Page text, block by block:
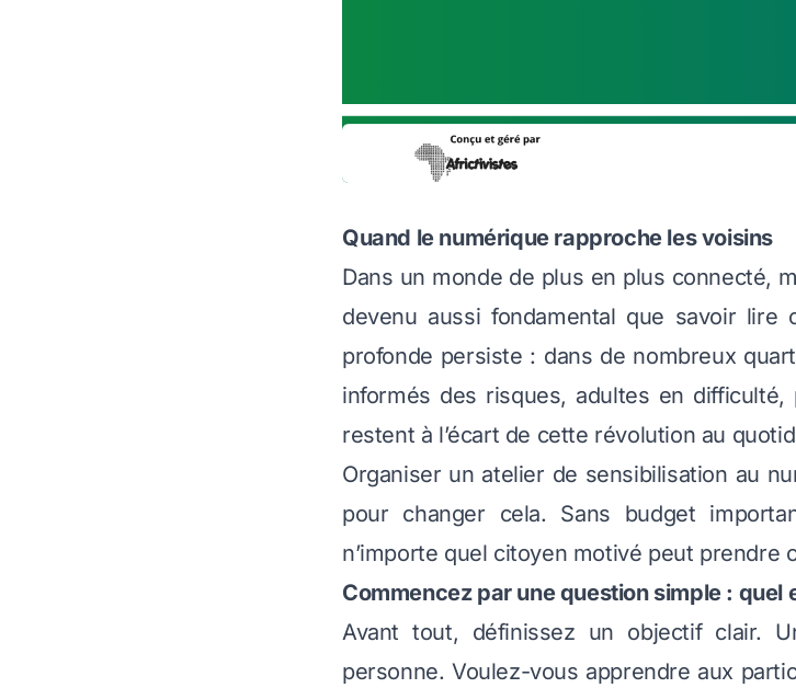
Quand le numérique rapproche les voisins
Dans un monde de plus en plus connecté,
devenu aussi fondamental que savoir lire
profonde persiste : dans de nombreux
informés des risques, adultes en difficulté,
restent à l’écart de cette révolution au
Organiser un atelier de sensibilisation au
pour changer cela. Sans budget
n’importe quel citoyen motivé peut prendre
Commencez par une question simple : quel
Avant tout, définissez un objectif clair.
personne. Voulez-vous apprendre aux